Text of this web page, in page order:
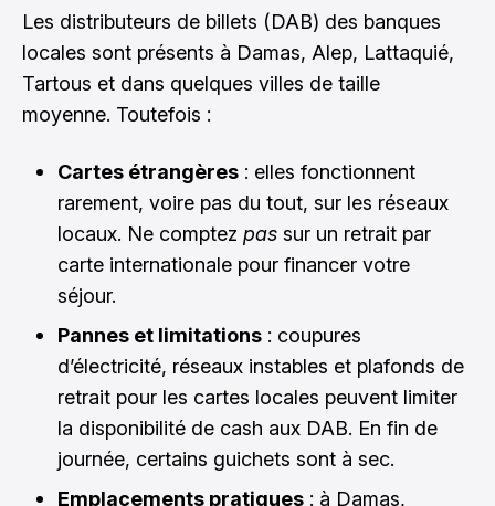
Les distributeurs de billets (DAB) des banques
locales sont présents à Damas, Alep, Lattaquié,
Tartous et dans quelques villes de taille
moyenne. Toutefois :
Cartes étrangères : elles fonctionnent
rarement, voire pas du tout, sur les réseaux
locaux. Ne comptez pas sur un retrait par
carte internationale pour financer votre
séjour.
Pannes et limitations : coupures
d’électricité, réseaux instables et plafonds de
retrait pour les cartes locales peuvent limiter
la disponibilité de cash aux DAB. En fin de
journée, certains guichets sont à sec.
Emplacements pratiques : à Damas,